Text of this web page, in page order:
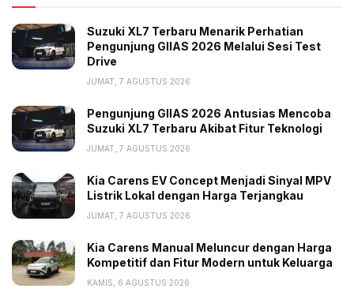
ungkap Wanda Yudha.
Tags: Gear Ultima Headline
motor Yamaha
Yamaha Yamaha Gear Ultima
Suzuki XL7 Terbaru Menarik Perhatian
Pengunjung GIIAS 2026 Melalui Sesi Test
Drive
JUMAT, 7 AGUSTUS 2026
Pengunjung GIIAS 2026 Antusias Mencoba
Suzuki XL7 Terbaru Akibat Fitur Teknologi
JUMAT, 7 AGUSTUS 2026
Kia Carens EV Concept Menjadi Sinyal MPV
Listrik Lokal dengan Harga Terjangkau
JUMAT, 7 AGUSTUS 2026
Kia Carens Manual Meluncur dengan Harga
Kompetitif dan Fitur Modern untuk Keluarga
KAMIS, 6 AGUSTUS 2026